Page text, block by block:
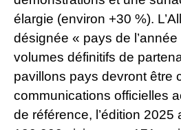
élargie (environ +30 %).
désignée « pays de
volumes définitifs de
pavillons pays devront être
communications officielles
de référence, l’édition 2025